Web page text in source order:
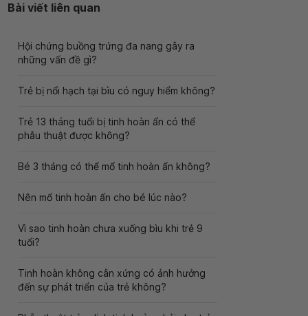
Bài viết liên quan
Hội chứng buồng trứng đa nang gây ra
những vấn đề gì?
Trẻ bị nổi hạch tại bìu có nguy hiểm không?
Trẻ 13 tháng tuổi bị tinh hoàn ẩn có thể
phẫu thuật được không?
Bé 3 tháng có thể mổ tinh hoàn ẩn không?
Nên mổ tinh hoàn ẩn cho bé lúc nào?
Vì sao tinh hoàn chưa xuống bìu khi trẻ 9
tuổi?
Tinh hoàn không cân xứng có ảnh hưởng
đến sự phát triển của trẻ không?